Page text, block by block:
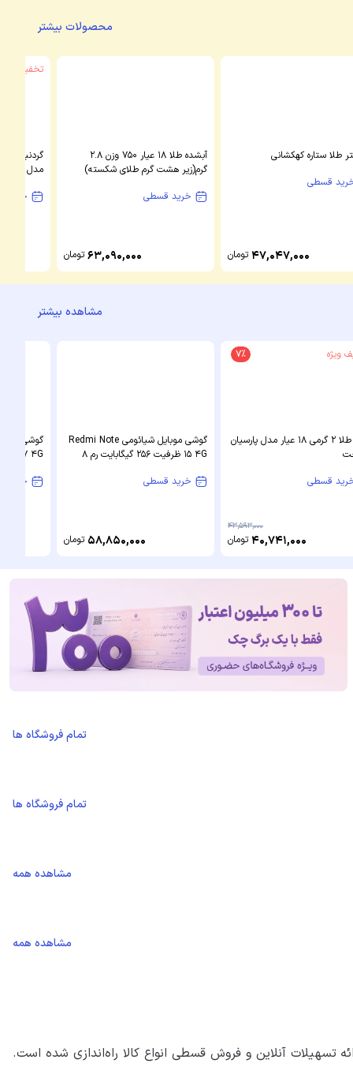
محصولات بیشتر
طلا ستاره کهکشانی
قسطی
47,047,000 تومان
آبشده طلا 18 عیار 750 وزن 2.8
گرم(زیر هشت گرم طلای شکسته)
خرید قسطی
63,090,000 تومان
تخفیف ویژه
گردنبند
مدل
خرید
مشاهده بیشتر
ویژه 7%
سکه طلا 2 گرمی 18 عیار مدل پارسیان
قسطی
43,593,000
40,741,000 تومان
گوشی موبایل شیائومی Redmi Note
15 4G ظرفیت 256 گیگابایت رم 8
خرید قسطی
58,850,000 تومان
گوشی
خرید
تمام فروشگاه ها
تمام فروشگاه ها
مشاهده همه
مشاهده همه
تسهیلات آنلاین و فروش قسطی انواع کالا راه‌اندازی شده است.